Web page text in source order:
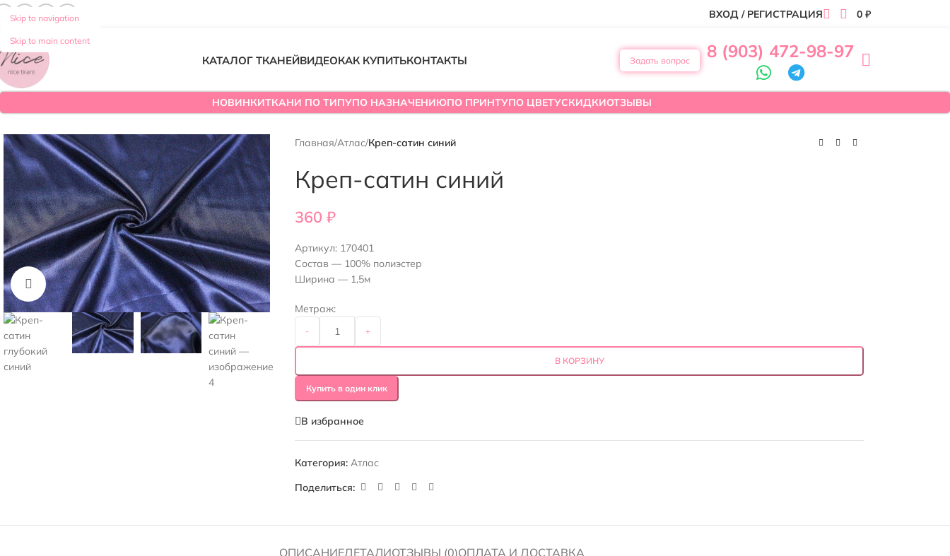
Skip to navigation
Skip to main content
ВХОД / РЕГИСТРАЦИЯ 0 ₽
КАТАЛОГ ТКАНЕЙВИДЕОКАК КУПИТЬКОНТАКТЫ Задать вопрос 8 (903) 472-98-97
НОВИНКИТКАНИ ПО ТИПУПО НАЗНАЧЕНИЮПО ПРИНТУПО ЦВЕТУСКИДКИОТЗЫВЫ
Нажмите, чтобы увеличить
Главная/Атлас/Креп-сатин синий
Креп-сатин синий
360₽
Артикул: 170401
Состав — 100% полиэстер
Ширина — 1,5м
Метраж:
- +
В КОРЗИНУ
Купить в один клик
В избранное
Категория: Атлас
Поделиться:
ОПИСАНИЕДЕТАЛИОТЗЫВЫ (0)ОПЛАТА И ДОСТАВКА